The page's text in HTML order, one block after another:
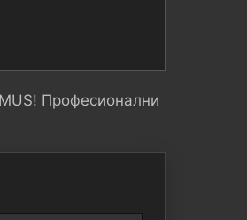
Професионални